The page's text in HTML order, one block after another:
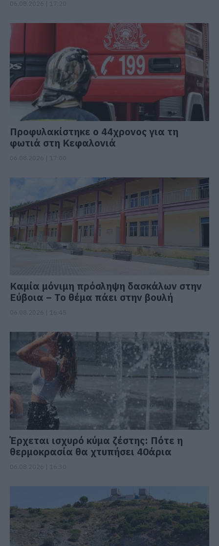
Προφυλακίστηκε ο 44χρονος για τη
φωτιά στη Κεφαλονιά
Καμία μόνιμη πρόσληψη δασκάλων στην
Εύβοια – Το θέμα πάει στην βουλή
Έρχεται ισχυρό κύμα ζέστης: Πότε η
θερμοκρασία θα χτυπήσει 40άρια